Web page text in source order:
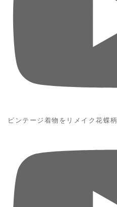
ビンテージ着物をリメイク花蝶